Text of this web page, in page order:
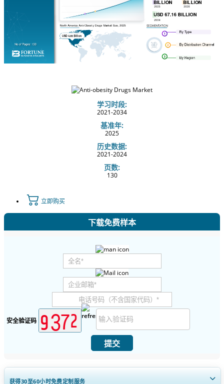
学习时段:
2021-2034
基准年:
2025
历史数据:
2021-2024
页数:
130
立即购买
下载免费样本
安全验证码
提交
获得30至60小时免费定制服务